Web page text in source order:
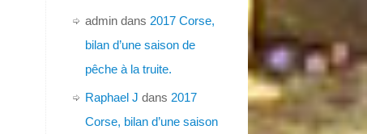
admin dans 2017 Corse,
bilan d’une saison de
pêche à la truite.
Raphael J dans 2017
Corse, bilan d’une saison